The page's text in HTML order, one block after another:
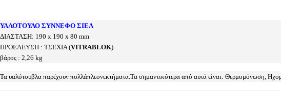
ΥΑΛΟΤΟΥΛΟ ΣΥΝΝΕΦΟ ΣΙΕΛ
ΔΙΑΣΤΑΣΗ: 190 x 190 x 80 mm
ΠΡΟΕΛΕΥΣΗ : ΤΣΕΧΙΑ (VITRABLOK)
βάρος : 2,26 kg
Τα υαλότουβλα παρέχουν πολλάπλεονεκτήματα.Τα σημαντικότερα από αυτά είναι: Θερμομόνωση,